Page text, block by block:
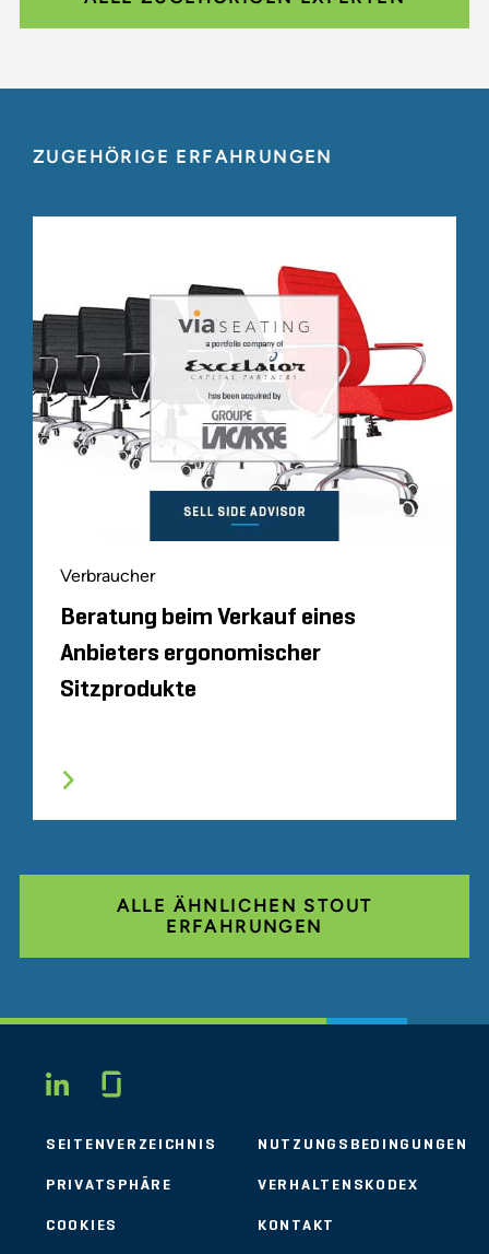
ZUGEHÖRIGE ERFAHRUNGEN
Verbraucher
Beratung beim Verkauf eines
Anbieters ergonomischer
Sitzprodukte
ALLE ÄHNLICHEN STOUT
ERFAHRUNGEN
LINKEDIN
SEITENVERZEICHNIS NUTZUNGSBEDINGUNGEN
PRIVATSPHÄRE VERHALTENSKODEX
COOKIES KONTAKT